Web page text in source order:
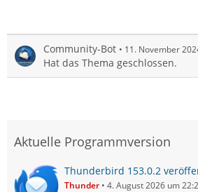
Community-Bot 11. November
Hat das Thema geschlossen.
Aktuelle Programmversion
Thunderbird 153.0.2
Thunder 4. August 2026 um